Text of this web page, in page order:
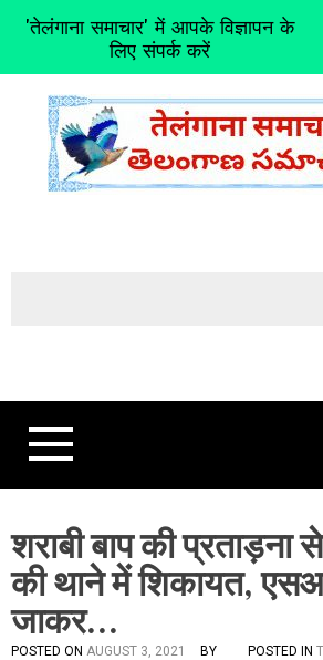
t
शराबी बाप की प्रताड़ना
की थाने में शिकायत,
जाकर…
POSTED ON AUGUST 3, 2021
BY
POSTED IN
'तेलंगाना समाचार' में आपके विज्ञापन के
लिए संपर्क करें